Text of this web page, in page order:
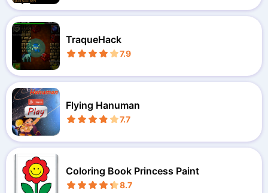
TraqueHack
7.9
Flying Hanuman
7.7
Coloring Book Princess Paint
8.7